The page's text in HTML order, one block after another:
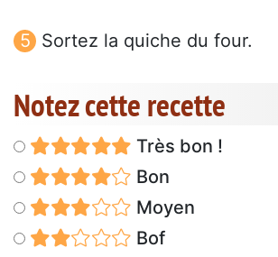
Sortez la quiche du four.
Notez cette recette
Très bon !
Bon
Moyen
Bof